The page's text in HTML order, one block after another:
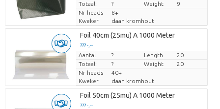
Totaal:
? Weight
9
Nr heads
8+
Kweker
daan kromhout
Foil 40cm (25mu) A 1000 Meter
??? -,--
Prijs per stuk
Aantal ? Length
20
Totaal:
? Weight
20
Nr heads
40+
Kweker
daan kromhout
Foil 50cm (25mu) A 1000 Meter
??? -,--